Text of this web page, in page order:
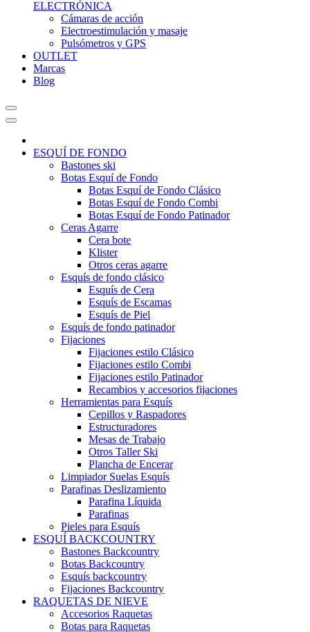
ELECTRÓNICA
Cámaras de acción
Electroestimulación y masaje
Pulsómetros y GPS
OUTLET
Marcas
Blog
ESQUÍ DE FONDO
Bastones ski
Botas Esquí de Fondo
Botas Esquí de Fondo Clásico
Botas Esquí de Fondo Combi
Botas Esquí de Fondo Patinador
Ceras Agarre
Cera bote
Klister
Otros ceras agarre
Esquís de fondo clásico
Esquís de Cera
Esquís de Escamas
Esquís de Piel
Esquís de fondo patinador
Fijaciones
Fijaciones estilo Clásico
Fijaciones estilo Combi
Fijaciones estilo Patinador
Recambios y accesorios fijaciones
Herramientas para Esquís
Cepillos y Raspadores
Estructuradores
Mesas de Trabajo
Otros Taller Ski
Plancha de Encerar
Limpiador Suelas Esquís
Parafinas Deslizamiento
Parafina Líquida
Parafinas
Pieles para Esquís
ESQUÍ BACKCOUNTRY
Bastones Backcountry
Botas Backcountry
Esquís backcountry
Fijaciones Backcountry
RAQUETAS DE NIEVE
Accesorios Raquetas
Botas para Raquetas